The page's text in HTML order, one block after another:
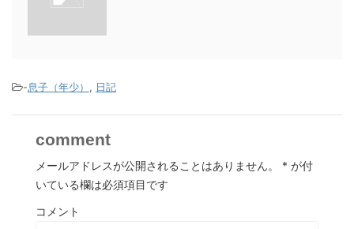
-息子（年少） , 日記
comment
メールアドレスが公開されることはありません。 * が付
いている欄は必須項目です
コメント